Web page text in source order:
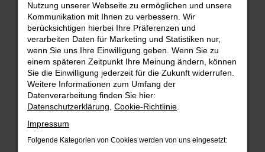
Fehler: Network Error
Beim Laden ist ein Fehler aufgetreten.
Hier sind ein paar Tipps, die dir helfen können:
Überprüfe deine Firewall und deine
Internetverbindung.
Laden andere Webseiten, zum Beispiel deine
Suchmaschine?
Prüfe deine Browsererweiterungen.
Nutzung unserer Webseite zu ermöglichen und unsere
Kommunikation mit Ihnen zu verbessern. Wir
berücksichtigen hierbei Ihre Präferenzen und
verarbeiten Daten für Marketing und Statistiken nur,
wenn Sie uns Ihre Einwilligung geben. Wenn Sie zu
einem späteren Zeitpunkt Ihre Meinung ändern, können
Sie die Einwilligung jederzeit für die Zukunft widerrufen.
Weitere Informationen zum Umfang der
Datenverarbeitung finden Sie hier:
Datenschutzerklärung Cookie-Richtlinie
Impressum
Folgende Kategorien von Cookies werden von uns eingesetzt: